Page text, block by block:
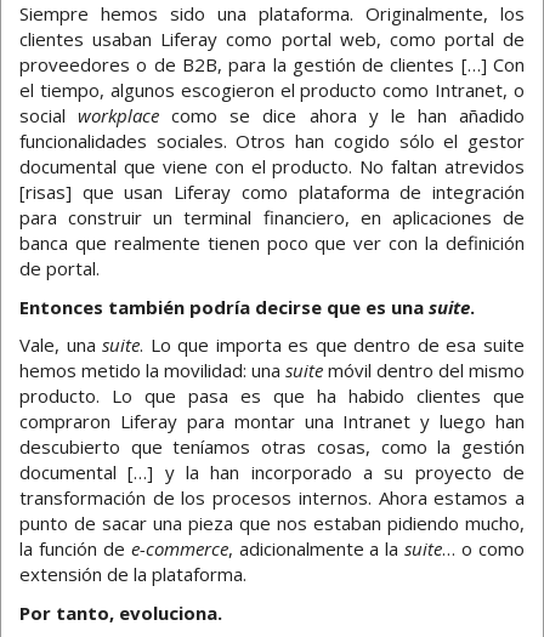
Siempre hemos sido una plataforma. Originalmente, los
clientes usaban Liferay como portal web, como portal de
proveedores o de B2B, para la gestión de clientes […] Con
el tiempo, algunos escogieron el producto como Intranet, o
socialworkplace como se dice ahora y le han añadido
funcionalidades sociales. Otros han cogido sólo el gestor
documental que viene con el producto. No faltan atrevidos
[risas] que usan Liferay como plataforma de integración
para construir un terminal financiero, en aplicaciones de
banca que realmente tienen poco que ver con la definición
de portal.
Entonces también podría decirse que es una suite.
Vale, unasuite. Lo que importa es que dentro de esa suite
hemos metido la movilidad: una suite móvil dentro del mismo
producto. Lo que pasa es que ha habido clientes que
compraron Liferay para montar una Intranet y luego han
descubierto que teníamos otras cosas, como la gestión
documental […] y la han incorporado a su proyecto de
transformación de los procesos internos. Ahora estamos a
punto de sacar una pieza que nos estaban pidiendo mucho,
la función de e-commerce, adicionalmente a lasuite… o como
extensión de la plataforma.
Por tanto, evoluciona.